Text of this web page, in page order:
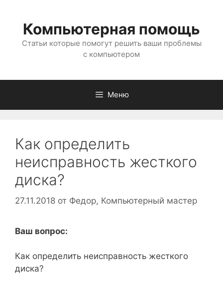
содержимому
Компьютерная помощь
Статьи которые помогут решить ваши проблемы
с компьютером
Меню
Как определить
неисправность жесткого
диска?
27.11.2018 от Федор, Компьютерный мастер
Ваш вопрос:
Как определить неисправность жесткого
диска?